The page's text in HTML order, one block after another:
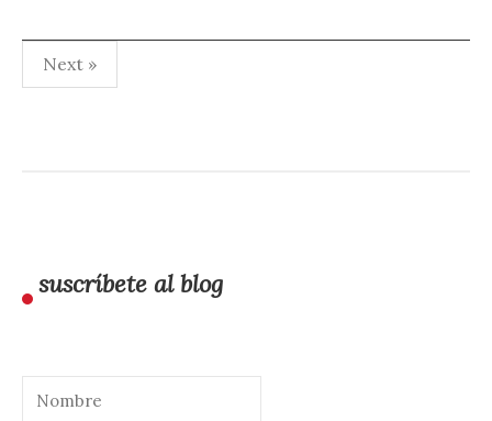
Paginación
de
Next »
suscríbete al blog